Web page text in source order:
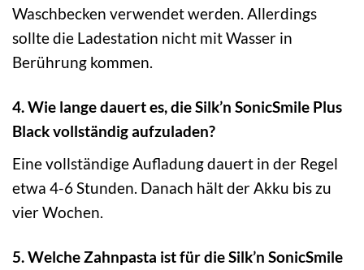
Waschbecken verwendet werden. Allerdings
sollte die Ladestation nicht mit Wasser in
Berührung kommen.
4. Wie lange dauert es, die Silk’n SonicSmile Plus
Black vollständig aufzuladen?
Eine vollständige Aufladung dauert in der Regel
etwa 4-6 Stunden. Danach hält der Akku bis zu
vier Wochen.
5. Welche Zahnpasta ist für die Silk’n SonicSmile